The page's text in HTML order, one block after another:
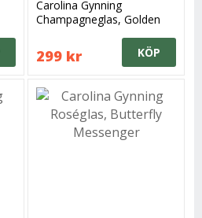
Carolina Gynning
Champagneglas, Golden
299 kr KÖP